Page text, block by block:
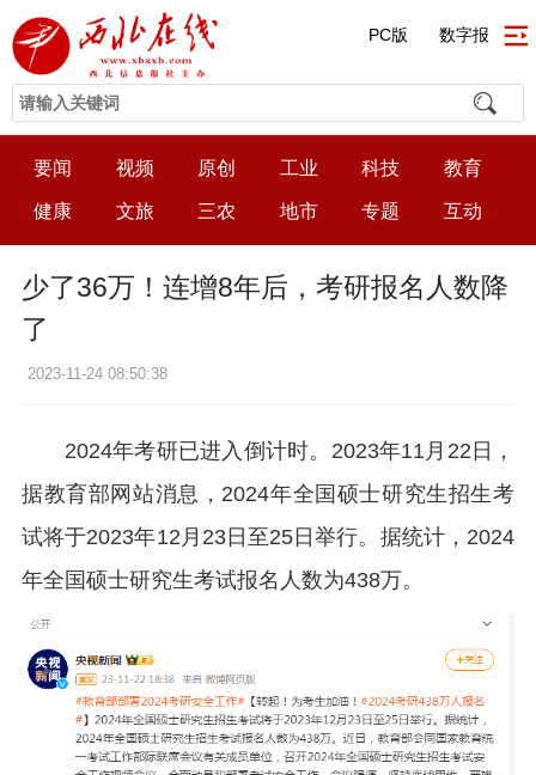
PC版 数字报
要闻 视频 原创 工业 科技 教育
健康 文旅 三农 地市 专题 互动
少了36万！连增8年后，考研报名人数降
了
2023-11-24 08:50:38
2024年考研已进入倒计时。2023年11月22日，
据教育部网站消息，2024年全国硕士研究生招生考
试将于2023年12月23日至25日举行。据统计，2024
年全国硕士研究生考试报名人数为438万。